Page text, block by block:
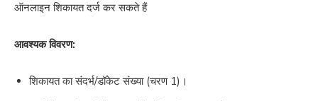
ऑनलाइन शिकायत दर्ज कर सकते हैं
आवश्यक विवरण:
शिकायत का संदर्भ/डॉकेट संख्या (चरण 1)।